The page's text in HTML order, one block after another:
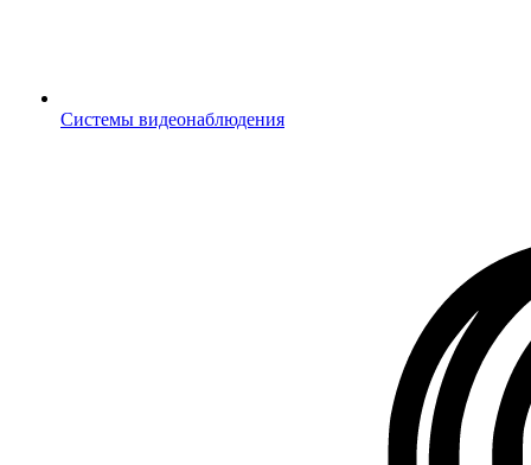
Системы видеонаблюдения